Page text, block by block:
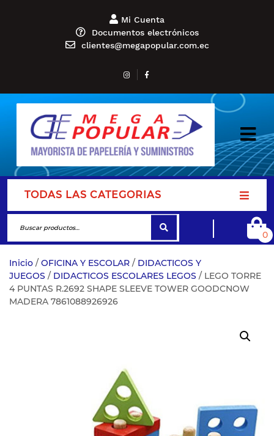
Mi Cuenta
Documentos electrónicos
clientes@megapopular.com.ec
TODAS LAS CATEGORIAS
0
Inicio / OFICINA Y ESCOLAR / DIDACTICOS Y
JUEGOS / DIDACTICOS ESCOLARES LEGOS / LEGO TORRE
4 PUNTAS R.2692 SHAPE SLEEVE TOWER GOODCNOW
MADERA 7861088926926